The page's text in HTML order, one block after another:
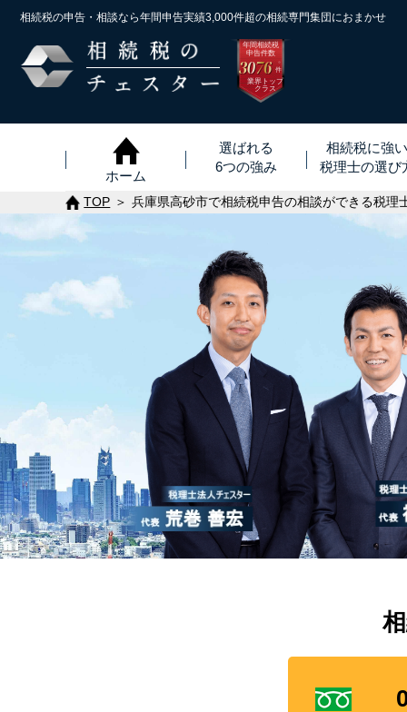
相続税の申告・相談なら年間申告実績3,000件超の相続専門集団におまかせ
年間相続税
申告件数
3076 ※
件
業界トップ
クラス
ホーム
選ばれる
6つの強み
相続税に強
税理士の選び
TOP 兵庫県高砂市で相続税申告の相談ができる税理